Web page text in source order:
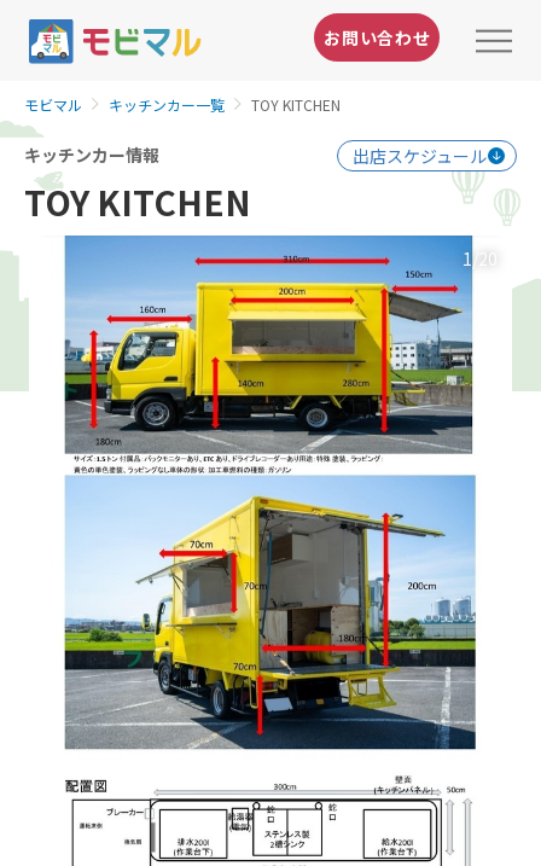
お問い合わせ
モビマル キッチンカー一覧 TOY KITCHEN
キッチンカー情報 出店スケジュール
TOY KITCHEN
1 /20